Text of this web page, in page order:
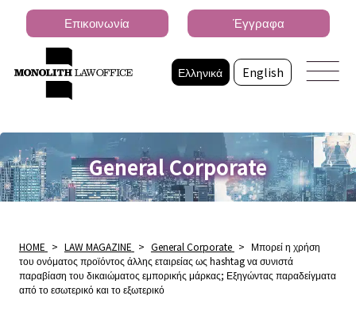
Ελληνικά English
Επικοινωνία Έγγραφα
General Corporate
HOME > LAW MAGAZINE > General Corporate > Μπορεί η χρήση
του ονόματος προϊόντος άλλης εταιρείας ως hashtag να συνιστά
παραβίαση του δικαιώματος εμπορικής μάρκας; Εξηγώντας παραδείγματα
από το εσωτερικό και το εξωτερικό